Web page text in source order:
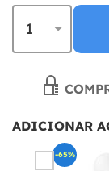
ADICIONAR
-65%